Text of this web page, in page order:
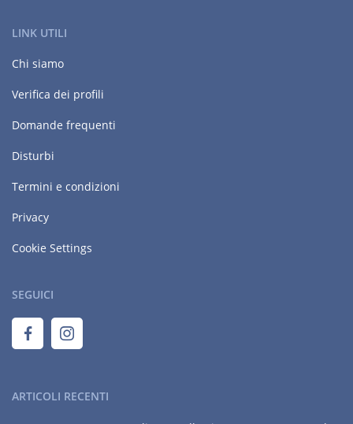
LINK UTILI
Chi siamo
Verifica dei profili
Domande frequenti
Disturbi
Termini e condizioni
Privacy
Cookie Settings
SEGUICI
ARTICOLI RECENTI